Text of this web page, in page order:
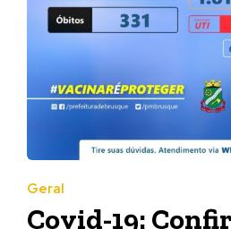
Geral
Covid-19: